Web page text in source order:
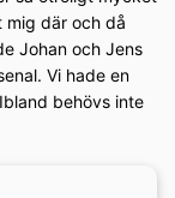
mig där och då
Johan och Jens
Vi hade en
behövs inte